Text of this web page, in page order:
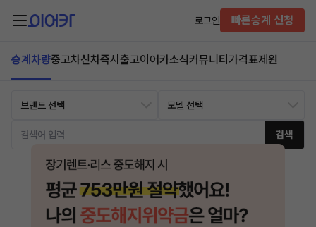
로그인 빠른승계 신청
승계차량중고차신차즉시출고이어카소식커뮤니티 가격표제원
검색